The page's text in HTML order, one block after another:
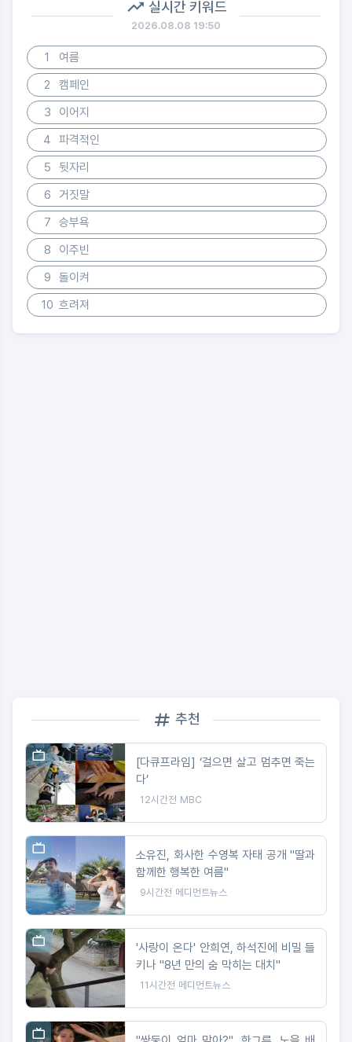
실시간 키워드
2026.08.08 19:50
1
여름
2
캠페인
3
이어지
4
파격적인
5
뒷자리
6
거짓말
7
승부욕
8
이주빈
9
돌이켜
10 흐려져
추천
[다큐프라임] ‘걸으면 살고 멈추면 죽는
다’
12시간전 MBC
소유진, 화사한 수영복 자태 공개 "딸과
함께한 행복한 여름"
9시간전 메디먼트뉴스
'사랑이 온다' 안희연, 하석진에 비밀 들
키나 "8년 만의 숨 막히는 대치"
11시간전 메디먼트뉴스